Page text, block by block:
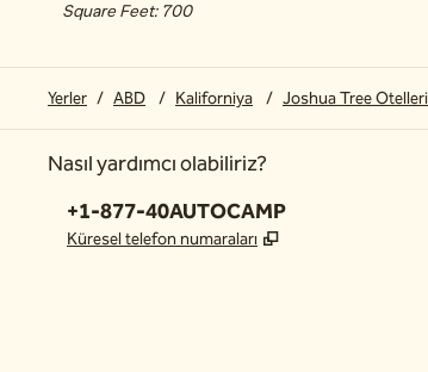
Square Feet: 700
Yerler / ABD / Kaliforniya / Joshua Tree Otelleri
Nasıl yardımcı olabiliriz?
Telefon:
+1-877-40AUTOCAMP
Küresel telefon numaraları ,